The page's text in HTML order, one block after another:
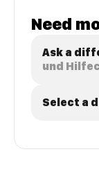
Need
Ask a
und
Select a